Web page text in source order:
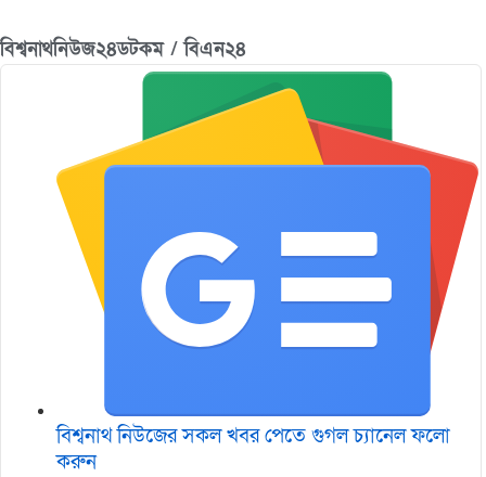
বিশ্বনাথনিউজ২৪ডটকম / বিএন২৪
বিশ্বনাথ নিউজের সকল খবর পেতে গুগল চ‌্যানেল ফলো
করুন